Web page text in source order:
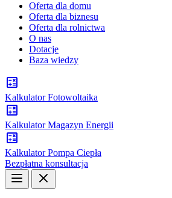
Oferta dla domu
Oferta dla biznesu
Oferta dla rolnictwa
O nas
Dotacje
Baza wiedzy
Kalkulator Fotowoltaika
Kalkulator Magazyn Energii
Kalkulator Pompa Ciepła
Bezpłatna konsultacja